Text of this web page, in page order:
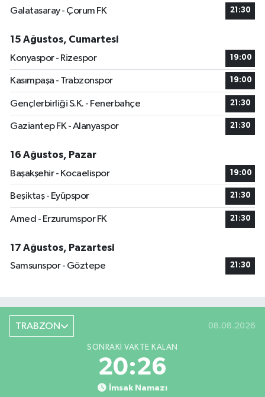
Galatasaray - Çorum FK
21:30
15 Ağustos, Cumartesi
Konyaspor - Rizespor
19:00
Kasımpaşa - Trabzonspor 19:00
Gençlerbirliği S.K. - Fenerbahçe 21:30
Gaziantep FK - Alanyaspor 21:30
16 Ağustos, Pazar
Başakşehir - Kocaelispor
19:00
Beşiktaş - Eyüpspor 21:30
Amed - Erzurumspor FK 21:30
17 Ağustos, Pazartesi
Samsunspor - Göztepe
21:30
TRABZON 08.08.2026
SONRAKI VAKTE KALAN
20:25
İmsak Namazı